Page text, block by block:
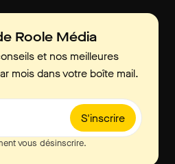
Roole Média
et nos meilleures
mois dans votre boîte mail.
S'inscrire
vous désinscrire.